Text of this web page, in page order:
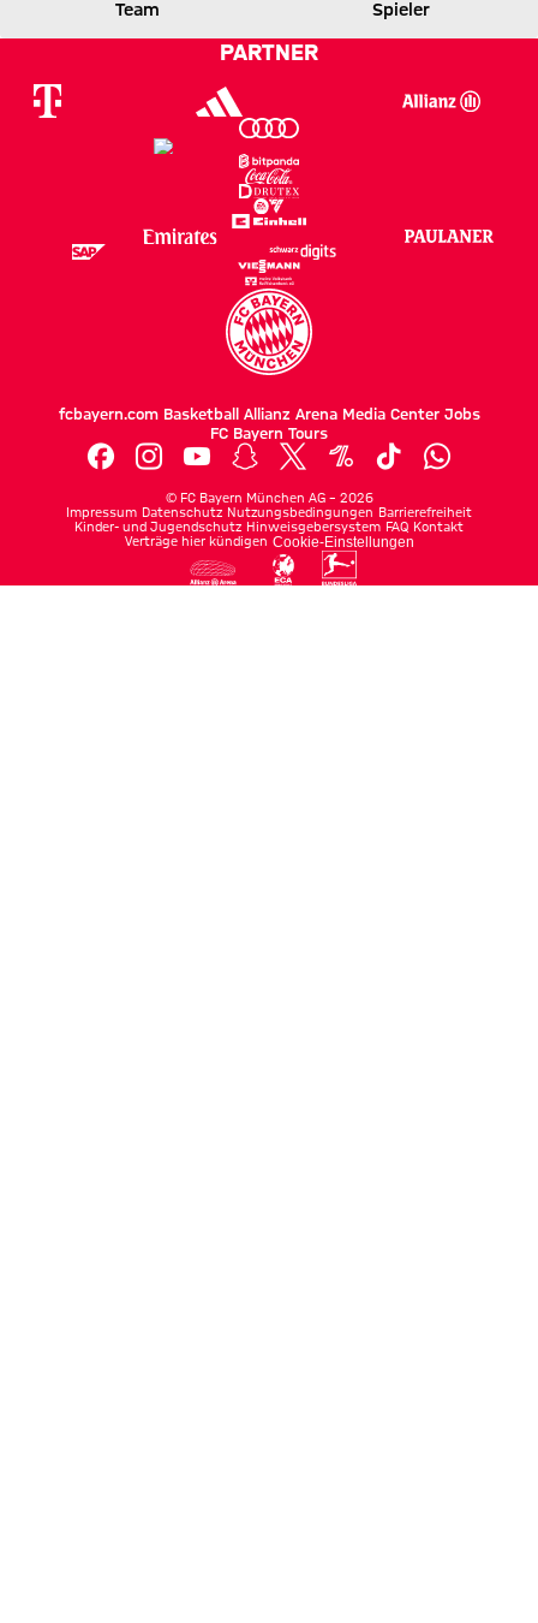
HDH
Team Spieler
PARTNER
fcbayern.com Basketball Allianz Arena Media Center Jobs
FC Bayern Tours
© FC Bayern München AG – 2026
Impressum Datenschutz Nutzungsbedingungen Barrierefreiheit
Kinder- und Jugendschutz Hinweisgebersystem FAQ Kontakt
Verträge hier kündigen Cookie-Einstellungen